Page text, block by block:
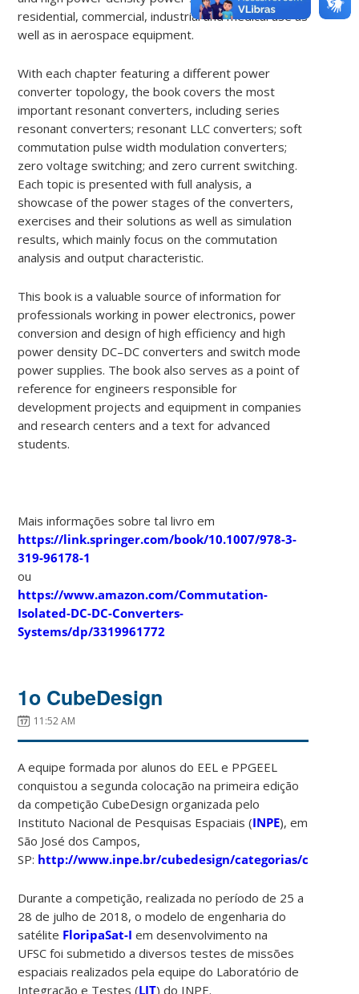
residential, commercial, industrial and medical use as
well as in aerospace equipment.
With each chapter featuring a different power
converter topology, the book covers the most
important resonant converters, including series
resonant converters; resonant LLC converters; soft
commutation pulse width modulation converters;
zero voltage switching; and zero current switching.
Each topic is presented with full analysis, a
showcase of the power stages of the converters,
exercises and their solutions as well as simulation
results, which mainly focus on the commutation
analysis and output characteristic.
This book is a valuable source of information for
professionals working in power electronics, power
conversion and design of high efficiency and high
power density DC–DC converters and switch mode
power supplies. The book also serves as a point of
reference for engineers responsible for
development projects and equipment in companies
and research centers and a text for advanced
students.
Mais informações sobre tal livro em
https://link.springer.com/book/10.1007/978-3-
319-96178-1
ou
https://www.amazon.com/Commutation-
Isolated-DC-DC-Converters-
Systems/dp/3319961772
1o CubeDesign
11:52 AM
A equipe formada por alunos do EEL e PPGEEL
conquistou a segunda colocação na primeira edição
da competição CubeDesign organizada pelo
Instituto Nacional de Pesquisas Espaciais (INPE), em
São José dos Campos,
SP: http://www.inpe.br/cubedesign/categorias/
Durante a competição, realizada no período de 25 a
28 de julho de 2018, o modelo de engenharia do
satélite FloripaSat-I em desenvolvimento na
UFSC foi submetido a diversos testes de missões
espaciais realizados pela equipe do Laboratório de
Integração e Testes (LIT) do INPE.